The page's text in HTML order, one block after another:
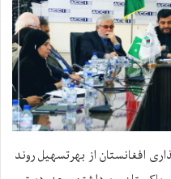
افغانستان از بهرتسهیل روند